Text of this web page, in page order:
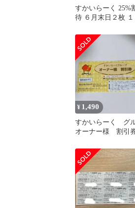
すかいらーく 25%
待 ６月末日２枚 １
¥ 1,490
すかいらーく グ
オーナー様 割引